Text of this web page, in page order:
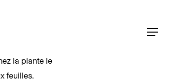
Menu
la plante le
feuilles.